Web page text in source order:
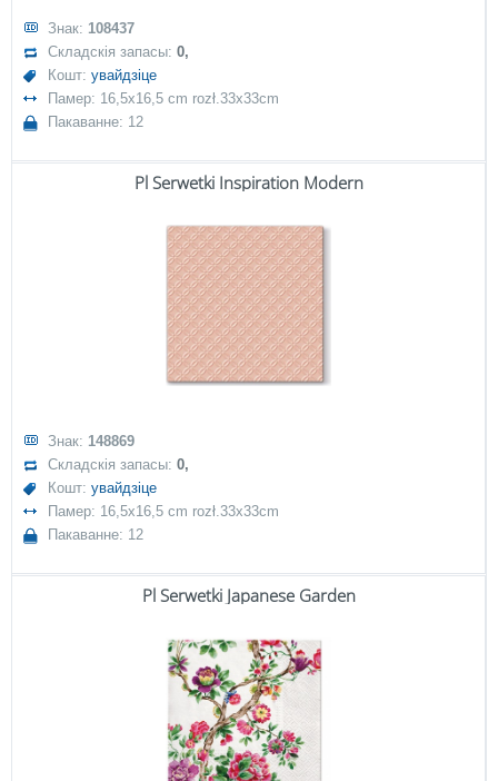
Знак: 108437
Складскія запасы:0,
Кошт:увайдзіце
Памер: 16,5x16,5 cm rozł.33x33cm
Пакаванне: 12
Pl Serwetki Inspiration Modern
Знак: 148869
Складскія запасы:0,
Кошт:увайдзіце
Памер: 16,5x16,5 cm rozł.33x33cm
Пакаванне: 12
Pl Serwetki Japanese Garden